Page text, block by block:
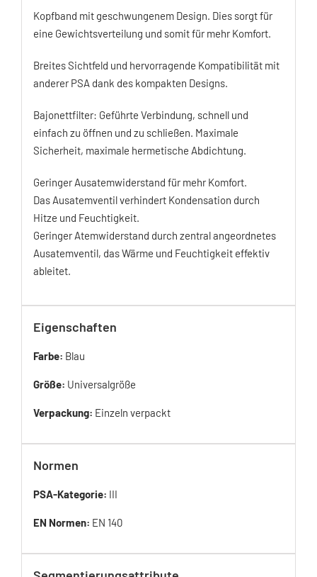
Kopfband mit geschwungenem Design. Dies sorgt für
eine Gewichtsverteilung und somit für mehr Komfort.
Breites Sichtfeld und hervorragende Kompatibilität mit
anderer PSA dank des kompakten Designs.
Bajonettfilter: Geführte Verbindung, schnell und
einfach zu öffnen und zu schließen. Maximale
Sicherheit, maximale hermetische Abdichtung.
Geringer Ausatemwiderstand für mehr Komfort.
Das Ausatemventil verhindert Kondensation durch
Hitze und Feuchtigkeit.
Geringer Atemwiderstand durch zentral angeordnetes
Ausatemventil, das Wärme und Feuchtigkeit effektiv
ableitet.
Eigenschaften
Farbe: Blau
Größe: Universalgröße
Verpackung: Einzeln verpackt
Normen
PSA-Kategorie: III
EN Normen: EN 140